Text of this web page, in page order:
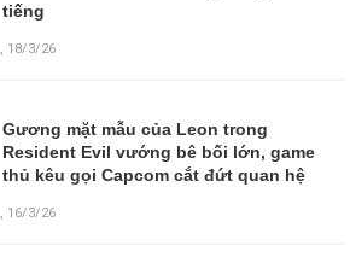
tiếng
, 18/3/26
Gương mặt mẫu của Leon trong
Resident Evil vướng bê bối lớn, game
thủ kêu gọi Capcom cắt đứt quan hệ
, 16/3/26